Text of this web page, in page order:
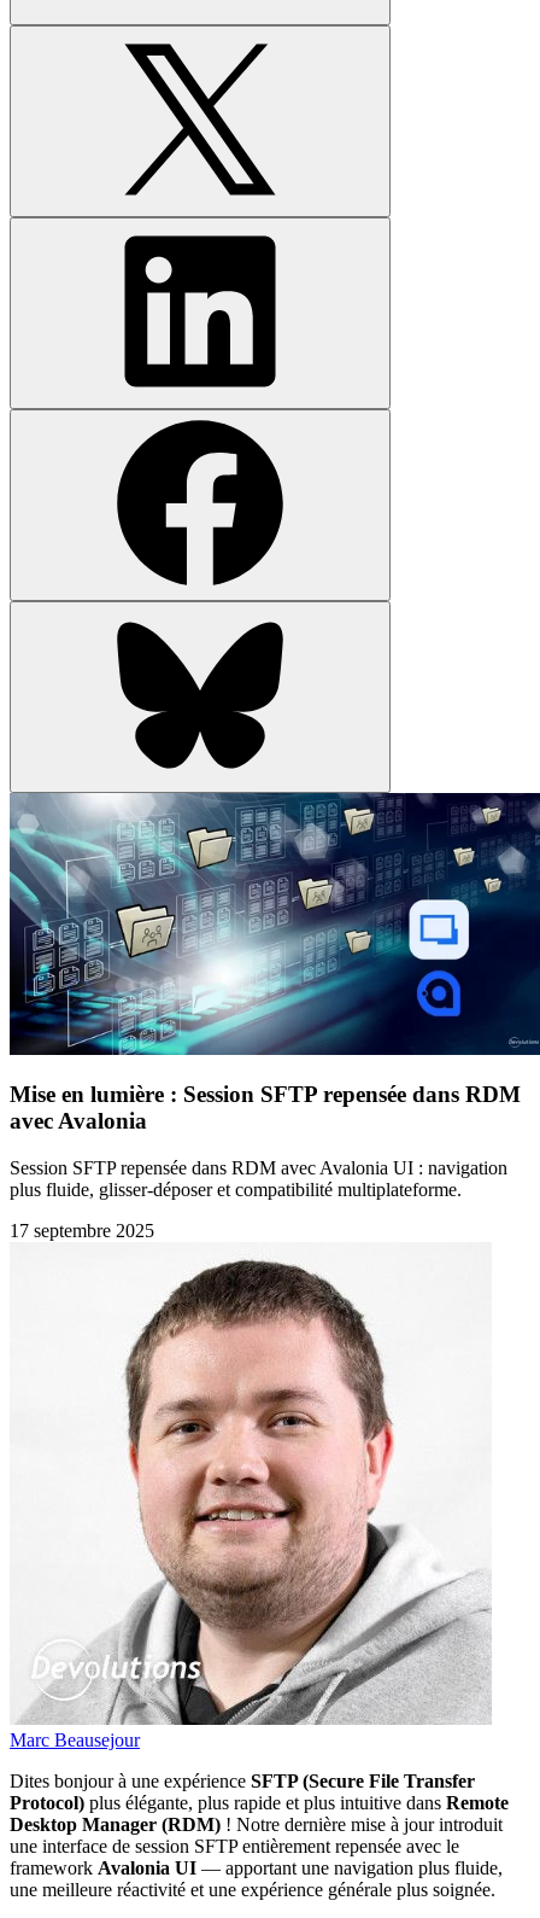
Mise en lumière : Session SFTP repensée dans RDM
avec Avalonia
Session SFTP repensée dans RDM avec Avalonia UI : navigation
plus fluide, glisser-déposer et compatibilité multiplateforme.
17 septembre 2025
Marc Beausejour
Dites bonjour à une expérience SFTP (Secure File Transfer
Protocol) plus élégante, plus rapide et plus intuitive dans Remote
Desktop Manager (RDM) ! Notre dernière mise à jour introduit
une interface de session SFTP entièrement repensée avec le
framework Avalonia UI — apportant une navigation plus fluide,
une meilleure réactivité et une expérience générale plus soignée.